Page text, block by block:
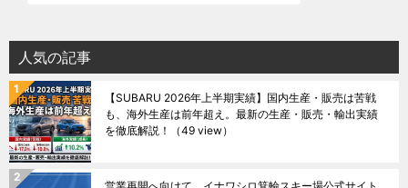
人気の記事
【SUBARU 2026年上半期実績】国内生産・販売は苦戦
も、海外生産は前年超え。最新の生産・販売・輸出実績
を徹底解説！
（49 view）